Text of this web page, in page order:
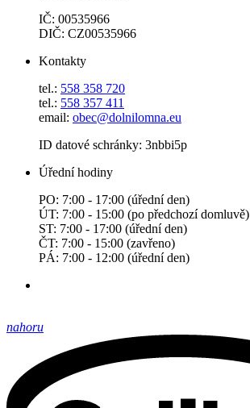
IČ: 00535966
DIČ: CZ00535966
Kontakty
tel.: 558 358 720
tel.: 558 357 411
email: obec@dolnilomna.eu
ID datové schránky: 3nbbi5p
Úřední hodiny
PO: 7:00 - 17:00 (úřední den)
ÚT: 7:00 - 15:00 (po předchozí domluvě)
ST: 7:00 - 17:00 (úřední den)
ČT: 7:00 - 15:00 (zavřeno)
PÁ: 7:00 - 12:00 (úřední den)
nahoru